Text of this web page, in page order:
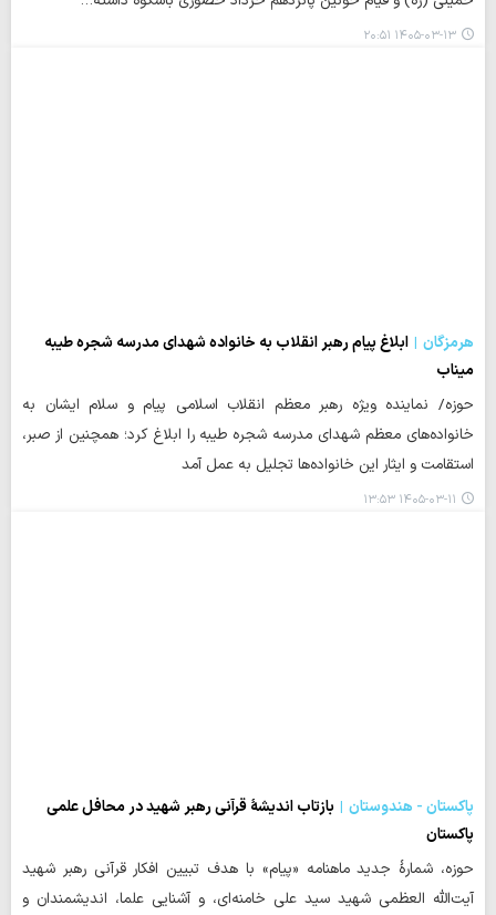
۱۴۰۵-۰۳-۱۳ ۲۰:۵۱
هرمزگان
ابلاغ پیام رهبر انقلاب به خانواده شهدای مدرسه شجره طیبه
میناب
حوزه/ نماینده ویژه رهبر معظم انقلاب اسلامی پیام و سلام ایشان به
خانواده‌های معظم شهدای مدرسه شجره طیبه را ابلاغ کرد؛ همچنین از صبر،
استقامت و ایثار این خانواده‌ها تجلیل به عمل آمد
۱۴۰۵-۰۳-۱۱ ۱۳:۵۳
پاکستان - هندوستان
بازتاب اندیشۀ قرآنی رهبر شهید در محافل علمی
پاکستان
حوزه، شمارهٔ جدید ماهنامه «پیام» با هدف تبیین افکار قرآنی رهبر شهید
آیت‌الله العظمی شهید سید علی خامنه‌ای، و آشنایی علما، اندیشمندان و